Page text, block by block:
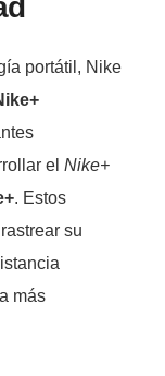
portátil, Nike
el Nike+
. Estos
su
más